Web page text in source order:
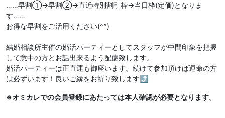
……早割①→早割②→直近特別割引枠→当日枠(定価)となりま
す……
お得な早割をご活用ください(^^)
結婚相談所主催の婚活パーティーとしてスタッフが中間印象を把握
して意中の方とお話出来るよう配慮致します。
婚活パーティーは正直運も御座います。続けて参加頂けば運命の方
は必ずいます！良いご縁をお祈り致します⤴︎
※オミカレでの会員登録にあたっては本人確認が必要となります。